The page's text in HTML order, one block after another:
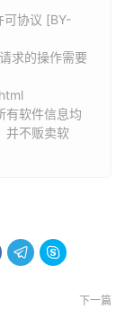
可协议 [BY-
求的操作需要
有软件信息均
并不贩卖软
 
下一篇